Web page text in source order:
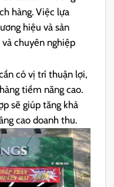
hàng. Việc lựa
hiệu và sản
chuyên nghiệp
có vị trí thuận lợi,
tiềm năng cao.
sẽ giúp tăng khả
cao doanh thu.